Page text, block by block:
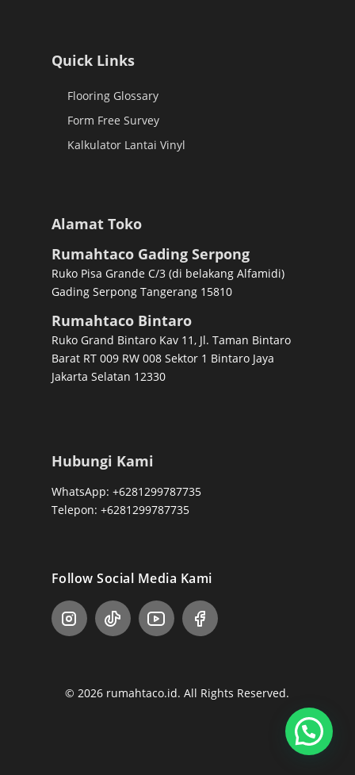
Quick Links
Flooring Glossary
Form Free Survey
Kalkulator Lantai Vinyl
Alamat Toko
Rumahtaco Gading Serpong
Ruko Pisa Grande C/3 (di belakang Alfamidi)
Gading Serpong Tangerang 15810
Rumahtaco Bintaro
Ruko Grand Bintaro Kav 11, Jl. Taman Bintaro
Barat RT 009 RW 008 Sektor 1 Bintaro Jaya
Jakarta Selatan 12330
Hubungi Kami
WhatsApp: +6281299787735
Telepon: +6281299787735
Follow Social Media Kami
© 2026 rumahtaco.id. All Rights Reserved.